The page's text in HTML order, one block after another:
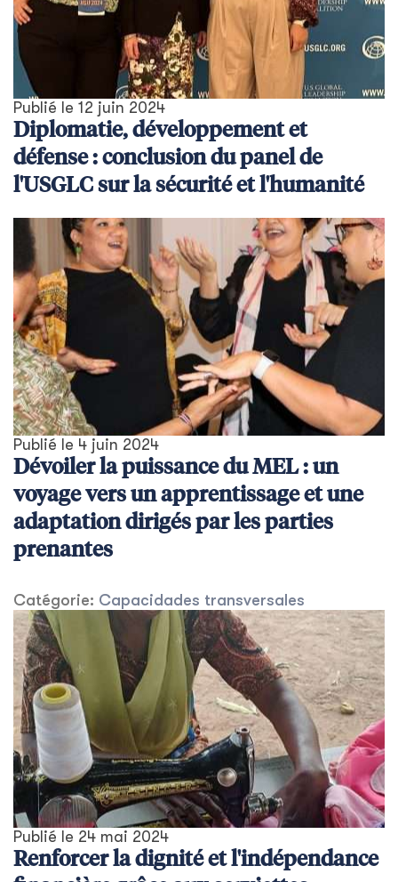
Publié le 12 juin 2024
Diplomatie, développement et
défense : conclusion du panel de
l'USGLC sur la sécurité et l'humanité
Publié le 4 juin 2024
Dévoiler la puissance du MEL : un
voyage vers un apprentissage et une
adaptation dirigés par les parties
prenantes
Catégorie: Capacidades transversales
Publié le 24 mai 2024
Renforcer la dignité et l'indépendance